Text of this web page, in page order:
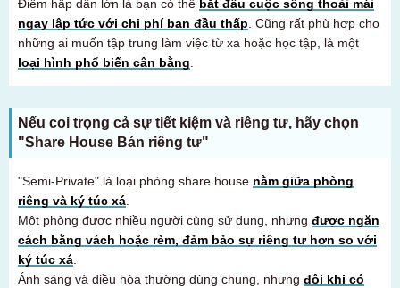
Điểm hấp dẫn lớn là bạn có thể bắt đầu cuộc sống thoải mái
ngay lập tức với chi phí ban đầu thấp . Cũng rất phù hợp cho
những ai muốn tập trung làm việc từ xa hoặc học tập, là một
loại hình phổ biến cân bằng
Nếu coi trọng cả sự tiết kiệm và riêng tư, hãy chọn
"Share House Bán riêng tư"
"Semi-Private" là loại phòng share house nằm giữa phòng
riêng và ký túc xá
Một phòng được nhiều người cùng sử dụng, nhưng được ngăn
cách bằng vách hoặc rèm, đảm bảo sự riêng tư hơn so với
ký túc xá
Ánh sáng và điều hòa thường dùng chung, nhưng đôi khi có